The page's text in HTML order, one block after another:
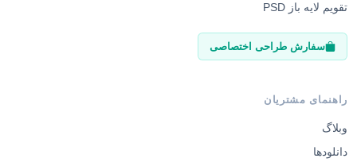
تقویم لایه باز PSD
سفارش طراحی اختصاصی
راهنمای مشتریان
وبلاگ
دانلودها